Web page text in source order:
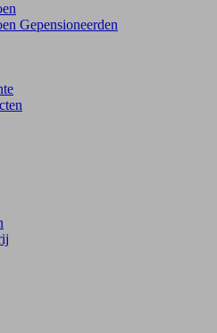
Gepensioneerden